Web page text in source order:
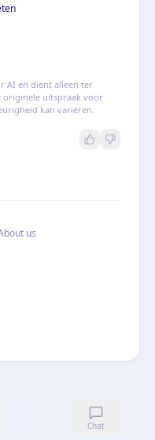
Chat
AI en dient alleen ter
uitspraak voor
kan variëren.
us